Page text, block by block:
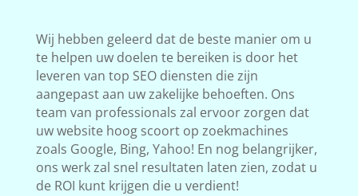
Wij hebben geleerd dat de beste manier om u
te helpen uw doelen te bereiken is door het
leveren van top SEO diensten die zijn
aangepast aan uw zakelijke behoeften. Ons
team van professionals zal ervoor zorgen dat
uw website hoog scoort op zoekmachines
zoals Google, Bing, Yahoo! En nog belangrijker,
ons werk zal snel resultaten laten zien, zodat u
de ROI kunt krijgen die u verdient!